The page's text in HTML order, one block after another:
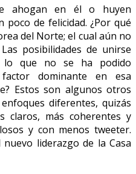
ahogan en él o huyen
de felicidad. ¿Por qué
del Norte; el cual aún no
posibilidades de unirse
lo que no se ha podido
dominante en esa
Estos son algunos otros
diferentes, quizás
claros, más coherentes y
y con menos tweeter.
liderazgo de la Casa